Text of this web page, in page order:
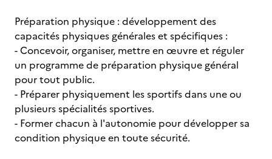
Préparation physique : développement des
capacités physiques générales et spécifiques :
- Concevoir, organiser, mettre en œuvre et réguler
un programme de préparation physique général
pour tout public.
- Préparer physiquement les sportifs dans une ou
plusieurs spécialités sportives.
- Former chacun à l'autonomie pour développer sa
condition physique en toute sécurité.